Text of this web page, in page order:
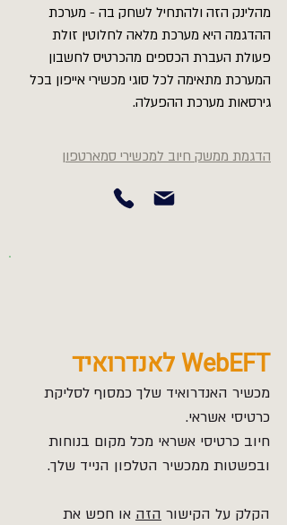
מהלינק הזה ולהתחיל לשחק בה - מערכת
ההדגמה היא מערכת מלאה לחלוטין זולת
פעולת העברת הכספים מהכרטיס לחשבון
המערכת מתאימה לכל סוגי מכשירי אייפון בכל
גירסאות מערכת ההפעלה.
הדגמת ממשק חיוב למכשירי סמארטפון
WebEFT לאנדרואיד
מכשיר האנדרואיד שלך כמסוף לסליקת
כרטיסי אשראי.
חיוב כרטיסי אשראי מכל מקום בנוחות
ובפשטות ממכשיר הטלפון הנייד שלך.
הקלק על הקישור הזה או חפש את